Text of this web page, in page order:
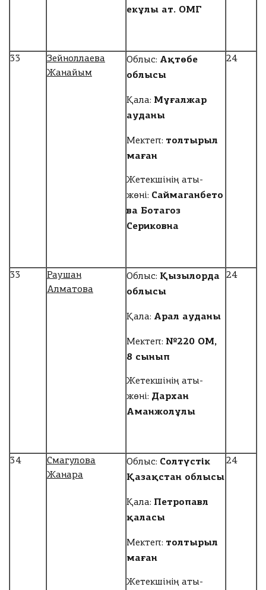
екұлы ат. ОМГ
33
Зейноллаева
Жанайым
Облыс: Ақтөбе
облысы
Қала: Мұғалжар
ауданы
Мектеп: толтырыл
маған
Жетекшінің аты-
жөні: Саймаганбето
ва Ботагоз
Сериковна
24
33
Раушан
Алматова
Облыс: Қызылорда
облысы
Қала: Арал ауданы
Мектеп: №220 ОМ,
8 сынып
Жетекшінің аты-
жөні: Дархан
Аманжолұлы
24
34
Смагулова
Жанара
Облыс: Солтүстік
Қазақстан облысы
Қала: Петропавл
қаласы
Мектеп: толтырыл
маған
Жетекшінің аты-
24